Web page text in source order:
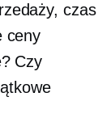
czas
ceny
Czy